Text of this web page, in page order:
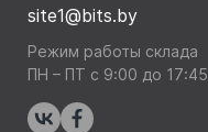
site1@bits.by
Режим работы склада
ПН – ПТ с 9:00 до 17:45